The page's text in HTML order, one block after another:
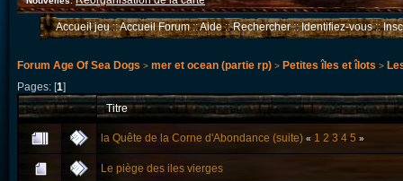
Accueil jeu::Accueil Forum::Aide::Rechercher::Identifiez-vous::
Forum Age Of Sea Dogs > mer et ocean (partie rp) > Petites îles et îlots >
Pages: [1]
Titre
la Quête de la Corne d'Abondance (suite) « 1 2 3 4 5 »
Le piège des iles vierges